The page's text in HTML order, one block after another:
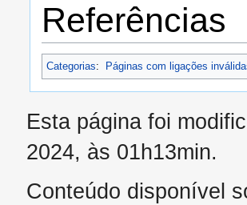
Referências
Categorias: Páginas com ligações
Esta página foi
2024, às 01h13min.
Conteúdo disponível